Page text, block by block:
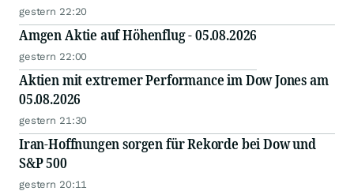
gestern 22:20
Amgen Aktie auf Höhenflug - 05.08.2026
gestern 22:00
Aktien mit extremer Performance im Dow Jones am
05.08.2026
gestern 21:30
Iran-Hoffnungen sorgen für Rekorde bei Dow und
S&P 500
gestern 20:11